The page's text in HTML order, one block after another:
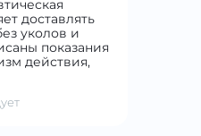
доставлять
уколов и
показания
действия,